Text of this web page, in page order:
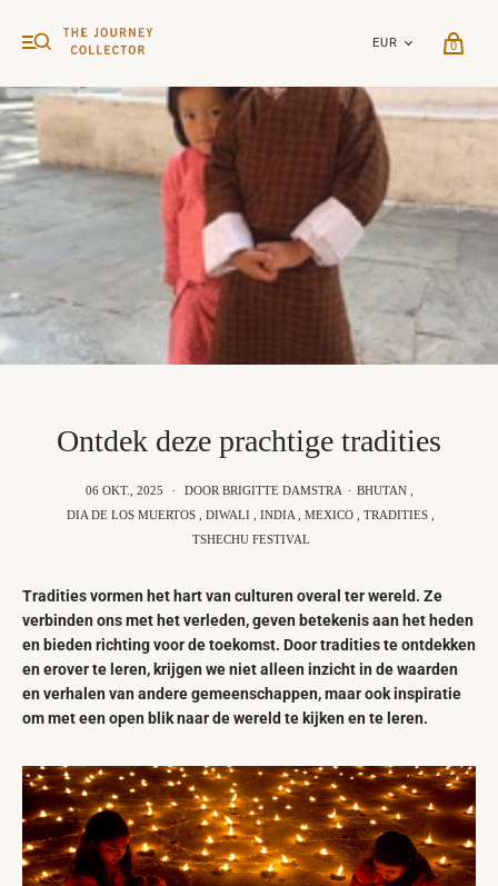
0
Ontdek deze prachtige tradities
06 OKT., 2025 · DOOR BRIGITTE DAMSTRA · BHUTAN,
DIA DE LOS MUERTOS
DIWALI INDIA MEXICO TRADITIES
TSHECHU FESTIVAL
Tradities vormen het hart van culturen overal ter wereld. Ze
verbinden ons met het verleden, geven betekenis aan het heden
en bieden richting voor de toekomst. Door tradities te ontdekken
en erover te leren, krijgen we niet alleen inzicht in de waarden
en verhalen van andere gemeenschappen, maar ook inspiratie
om met een open blik naar de wereld te kijken en te leren.